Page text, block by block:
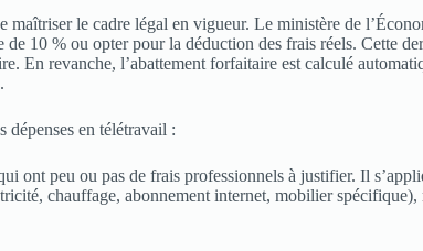
le cadre légal en vigueur. Le ministère de
10 % ou opter pour la déduction des frais réels. Cette
En revanche, l’abattement forfaitaire est calculé
dépenses en télétravail :
ont peu ou pas de frais professionnels à justifier. Il
chauffage, abonnement internet, mobilier